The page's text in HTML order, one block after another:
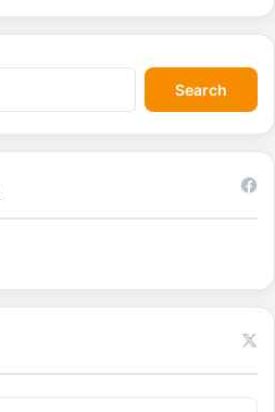
S
e
a
r
r
: